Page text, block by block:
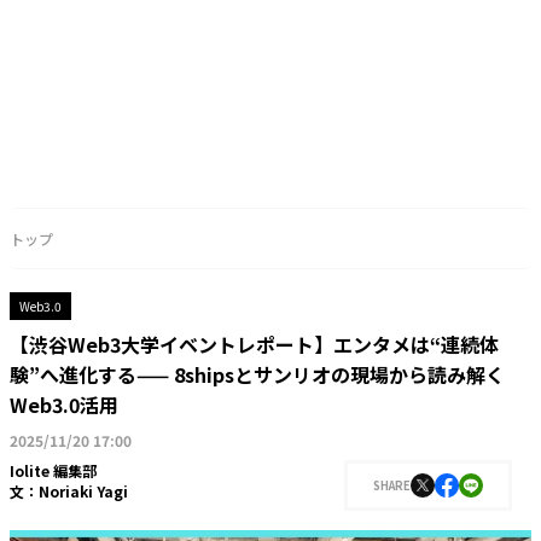
トップ
Web3.0
【渋谷Web3大学イベントレポート】エンタメは“連続体
験”へ進化する—— 8shipsとサンリオの現場から読み解く
Web3.0活用
2025/11/20 17:00
Iolite 編集部
文： Noriaki Yagi SHARE